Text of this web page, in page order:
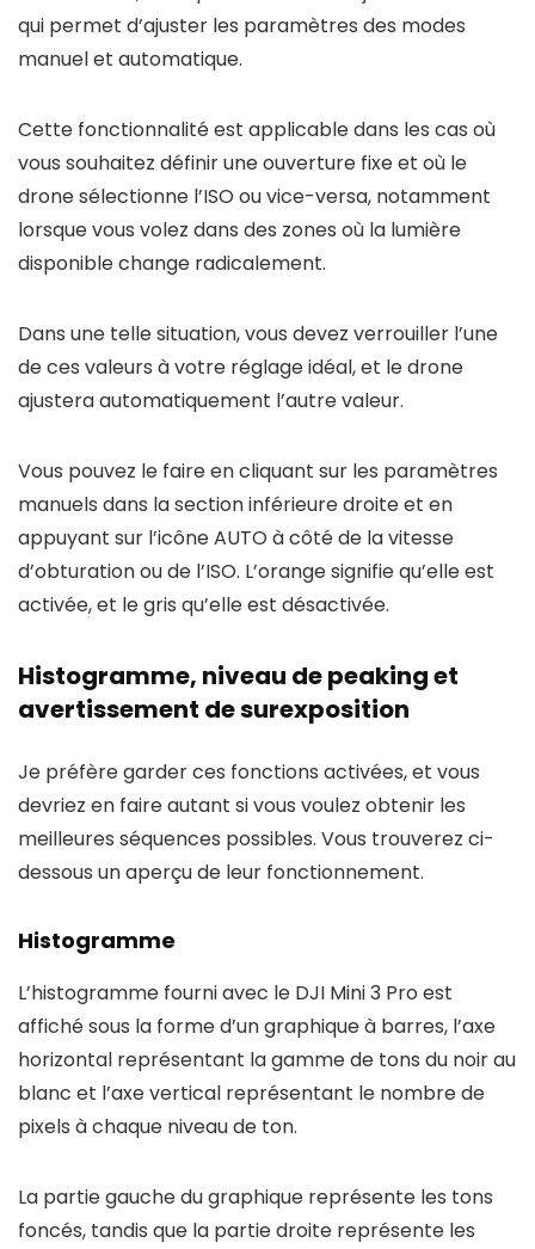
qui permet d’ajuster les paramètres des modes
manuel et automatique.
Cette fonctionnalité est applicable dans les cas où
vous souhaitez définir une ouverture fixe et où le
drone sélectionne l’ISO ou vice-versa, notamment
lorsque vous volez dans des zones où la lumière
disponible change radicalement.
Dans une telle situation, vous devez verrouiller l’une
de ces valeurs à votre réglage idéal, et le drone
ajustera automatiquement l’autre valeur.
Vous pouvez le faire en cliquant sur les paramètres
manuels dans la section inférieure droite et en
appuyant sur l’icône AUTO à côté de la vitesse
d’obturation ou de l’ISO. L’orange signifie qu’elle est
activée, et le gris qu’elle est désactivée.
Histogramme, niveau de peaking et
avertissement de surexposition
Je préfère garder ces fonctions activées, et vous
devriez en faire autant si vous voulez obtenir les
meilleures séquences possibles. Vous trouverez ci-
dessous un aperçu de leur fonctionnement.
Histogramme
L’histogramme fourni avec le DJI Mini 3 Pro est
affiché sous la forme d’un graphique à barres, l’axe
horizontal représentant la gamme de tons du noir au
blanc et l’axe vertical représentant le nombre de
pixels à chaque niveau de ton.
La partie gauche du graphique représente les tons
foncés, tandis que la partie droite représente les